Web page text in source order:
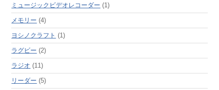
ミュージックビデオレコーダー (1)
メモリー (4)
ヨシノクラフト (1)
ラグビー (2)
ラジオ (11)
リーダー (5)